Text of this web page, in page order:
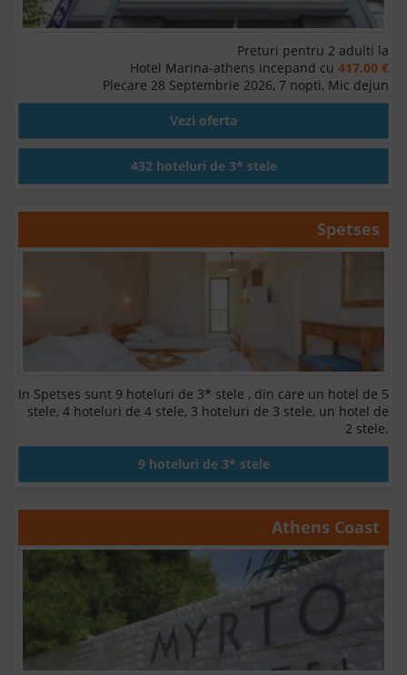
Preturi pentru 2 adulti la
Hotel Marina-athens incepand cu 417.00 €
Plecare 28 Septembrie 2026, 7 nopti, Mic dejun
Vezi oferta
432 hoteluri de 3* stele
Spetses
In Spetses sunt 9 hoteluri de 3* stele , din care un hotel de 5
stele, 4 hoteluri de 4 stele, 3 hoteluri de 3 stele, un hotel de
2 stele.
9 hoteluri de 3* stele
Athens Coast